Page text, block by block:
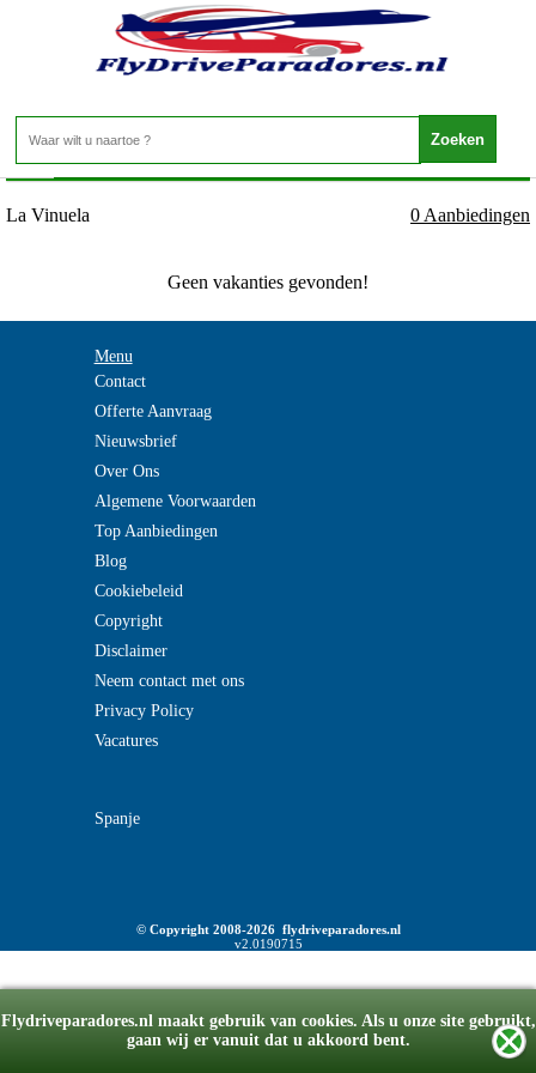
Flydriveparadores.nl maakt gebruik van cookies. Als u onze site gebruikt,
gaan wij er vanuit dat u akkoord bent.
Spanje - Costa del Sol - La Vinuela
Home>
La Vinuela 0 Aanbiedingen
Geen vakanties gevonden!
Menu
Contact
Offerte Aanvraag
Nieuwsbrief
Over Ons
Algemene Voorwaarden
Top Aanbiedingen
Blog
Cookiebeleid
Copyright
Disclaimer
Neem contact met ons
Privacy Policy
Vacatures
Spanje
© Copyright 2008-2026 flydriveparadores.nl
v2.0190715